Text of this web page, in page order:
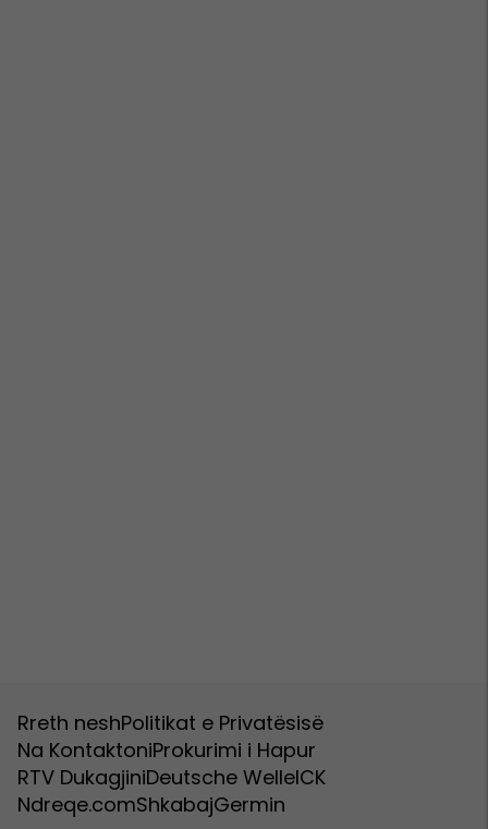
Rreth neshPolitikat e Privatësisë
Na KontaktoniProkurimi i Hapur
RTV DukagjiniDeutsche WelleICK
Ndreqe.comShkabajGermin